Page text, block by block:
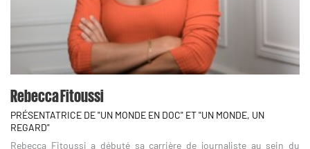
Rebecca Fitoussi
PRÉSENTATRICE DE "UN MONDE EN DOC" ET "UN MONDE, UN
REGARD"
Rebecca Fitoussi a débuté sa carrière de journaliste au sein du